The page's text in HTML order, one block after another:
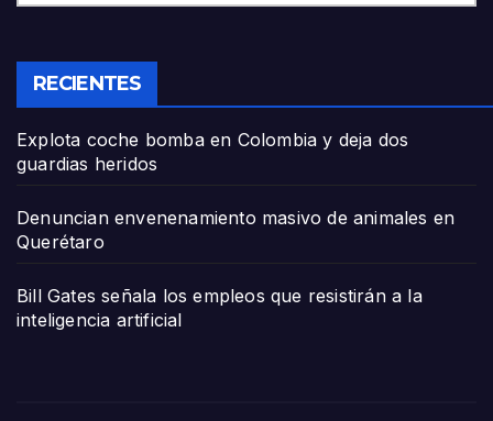
RECIENTES
Explota coche bomba en Colombia y deja dos
guardias heridos
Denuncian envenenamiento masivo de animales en
Querétaro
Bill Gates señala los empleos que resistirán a la
inteligencia artificial